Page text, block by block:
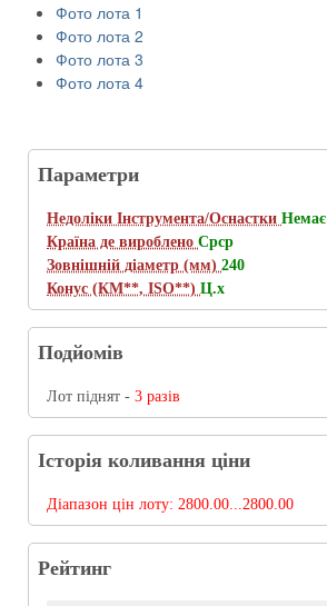
Фото лота 1
Фото лота 2
Фото лота 3
Фото лота 4
Параметри
Недоліки Інструмента/Оснастки Немає
Країна де вироблено Срср
Зовнішній діаметр (мм) 240
Конус (КМ**, ISO**) Ц.х
Подйомів
Лот піднят - 3 разів
Історія коливання ціни
Діапазон цін лоту: 2800.00...2800.00
Рейтинг